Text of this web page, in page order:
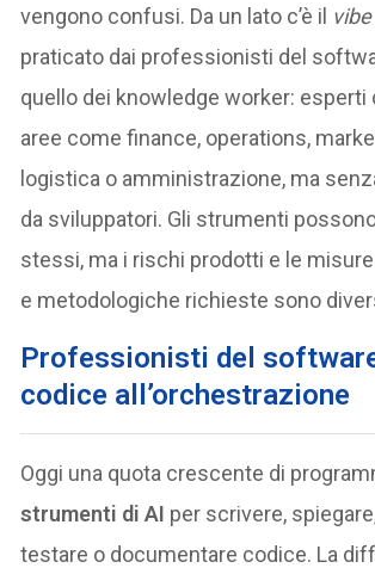
vengono confusi. Da un lato c’è il
praticato dai professionisti del
quello dei knowledge worker: esperti
aree come finance, operations,
logistica o amministrazione, ma
da sviluppatori. Gli strumenti
stessi, ma i rischi prodotti e le
e metodologiche richieste sono
Professionisti del
codice all’orchestrazione
Oggi una quota crescente di
strumenti di AI per scrivere,
testare o documentare codice. La